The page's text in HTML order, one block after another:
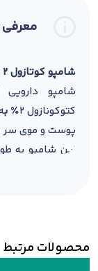
شامپو کوتازول 2 درصد دنیای بهداشت 100 میل
شامپو
کتوکونازول ۲٪
ب
پوست و موی سر
این شامپو به
پوسته‌ریزی،
فاقد پارابن و
نحوه مصرف:
پوست سر را با آب
محصولات مرتبط